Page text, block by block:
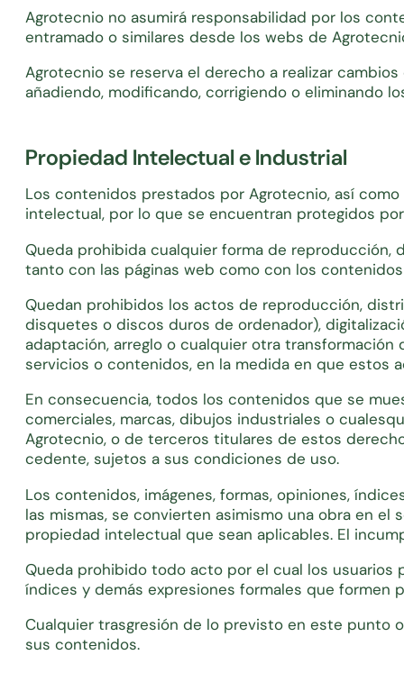
Agrotecnio no asumirá responsabilidad por los
entramado o similares desde los webs de
Agrotecnio se reserva el derecho a realizar
añadiendo, modificando, corrigiendo o eliminando
Propiedad Intelectual e Industrial
Los contenidos prestados por Agrotecnio, así
intelectual, por lo que se encuentran protegidos
Queda prohibida cualquier forma de reproducción,
tanto con las páginas web como con los
Quedan prohibidos los actos de reproducción,
disquetes o discos duros de ordenador),
adaptación, arreglo o cualquier otra
servicios o contenidos, en la medida en que estos
En consecuencia, todos los contenidos que se
comerciales, marcas, dibujos industriales o
Agrotecnio, o de terceros titulares de estos
cedente, sujetos a sus condiciones de uso.
Los contenidos, imágenes, formas, opiniones,
las mismas, se convierten asimismo una obra en
propiedad intelectual que sean aplicables. El
Queda prohibido todo acto por el cual los usuarios
índices y demás expresiones formales que formen
Cualquier trasgresión de lo previsto en este punto
sus contenidos.